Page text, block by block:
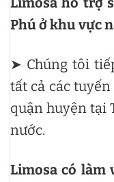
Phú ở khu vực
➤ Chúng tôi
tất cả các
quận huyện tại
nước.
Limosa có làm